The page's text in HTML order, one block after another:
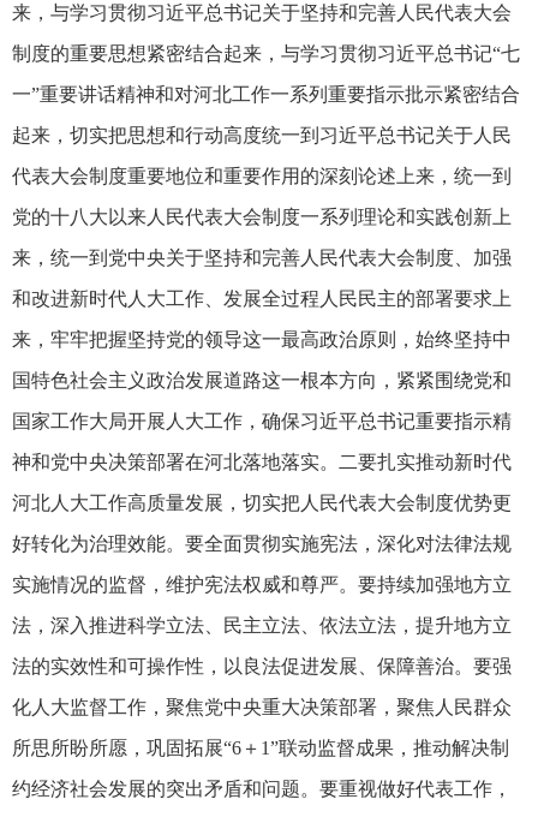
来，与学习贯彻习近平总书记关于坚持和完善人民代表大会
制度的重要思想紧密结合起来，与学习贯彻习近平总书记“七
一”重要讲话精神和对河北工作一系列重要指示批示紧密结合
起来，切实把思想和行动高度统一到习近平总书记关于人民
代表大会制度重要地位和重要作用的深刻论述上来，统一到
党的十八大以来人民代表大会制度一系列理论和实践创新上
来，统一到党中央关于坚持和完善人民代表大会制度、加强
和改进新时代人大工作、发展全过程人民民主的部署要求上
来，牢牢把握坚持党的领导这一最高政治原则，始终坚持中
国特色社会主义政治发展道路这一根本方向，紧紧围绕党和
国家工作大局开展人大工作，确保习近平总书记重要指示精
神和党中央决策部署在河北落地落实。二要扎实推动新时代
河北人大工作高质量发展，切实把人民代表大会制度优势更
好转化为治理效能。要全面贯彻实施宪法，深化对法律法规
实施情况的监督，维护宪法权威和尊严。要持续加强地方立
法，深入推进科学立法、民主立法、依法立法，提升地方立
法的实效性和可操作性，以良法促进发展、保障善治。要强
化人大监督工作，聚焦党中央重大决策部署，聚焦人民群众
所思所盼所愿，巩固拓展“6＋1”联动监督成果，推动解决制
约经济社会发展的突出矛盾和问题。要重视做好代表工作，